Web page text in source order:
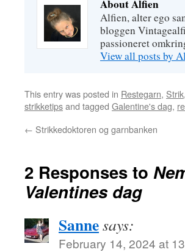
About Alfien
Alfien, alter ego
bloggen
passioneret
View all posts by
This entry was posted in Restegarn, Strik,
strikketipsand tagged Galentine's dag,
← Strikkedoktoren og garnbanken
2 Responses to
Valentines dag
Sannesays:
February 14, 2024 at